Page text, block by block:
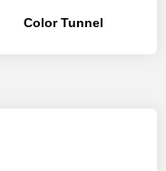
Color Tunnel